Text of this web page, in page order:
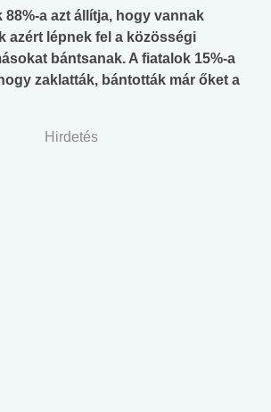
88%-a azt állítja, hogy vannak
azért lépnek fel a közösségi
bántsanak. A fiatalok 15%-a
zaklatták, bántották már őket a
Hirdetés